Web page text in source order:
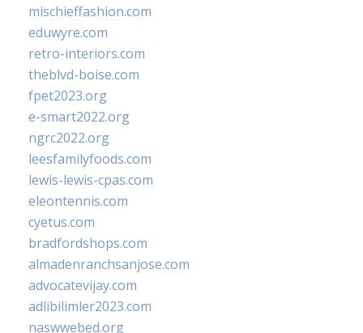
mischieffashion.com
eduwyre.com
retro-interiors.com
theblvd-boise.com
fpet2023.org
e-smart2022.org
ngrc2022.org
leesfamilyfoods.com
lewis-lewis-cpas.com
eleontennis.com
cyetus.com
bradfordshops.com
almadenranchsanjose.com
advocatevijay.com
adlibilimler2023.com
naswwebed.org